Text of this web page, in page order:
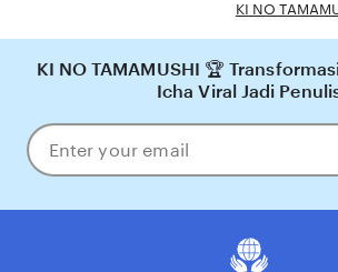
KI NO
KI NO TAMAMUSHI 🏆
Icha Viral Jadi
Enter
your